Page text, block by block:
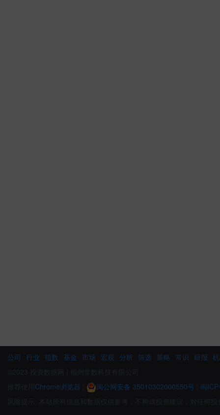
公司 行业 指数 基金 市场 宏观 分析 筛选 策略 常识 研报
©2023 投资数据网 | 福州常数科技有限公司
推荐使用 Chrome浏览器 闽公网安备 35010302000550号
闽
风险提示: 本站所有信息和数据仅供参考，不构成投资建议，对任何